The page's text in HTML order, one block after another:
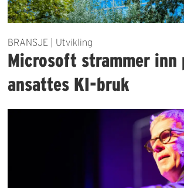
BRANSJE | Utvikling
Microsoft strammer inn
ansattes KI-bruk